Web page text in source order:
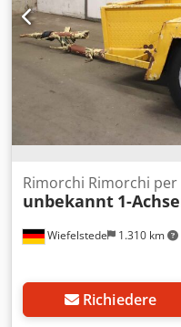
Wiefelstede 1.310 km
Rimorchi Rimorchi
unbekannt 1-
Richiedere